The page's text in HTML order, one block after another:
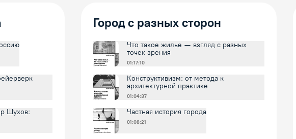
Шухов:
Город с разных сторон
Что такое жилье — взгляд с разных
точек зрения
01:17:10
Конструктивизм: от метода к
архитектурной практике
01:04:37
Частная история города
01:08:21